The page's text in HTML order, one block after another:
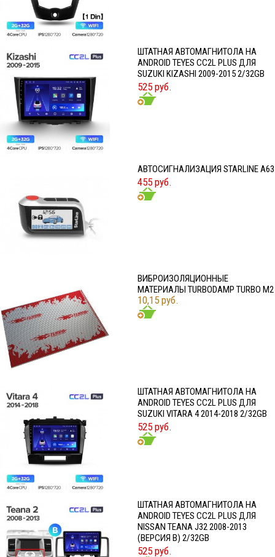
ШТАТНАЯ АВТОМАГНИТОЛА НА
ANDROID TEYES CC2L PLUS ДЛЯ
SUZUKI KIZASHI 2009-2015 2/32GB
525 руб.
АВТОСИГНАЛИЗАЦИЯ STARLINE A63
455 руб.
ВИБРОИЗОЛЯЦИОННЫЕ
МАТЕРИАЛЫ TURBODAMP TURBO M2
10,15 руб.
ШТАТНАЯ АВТОМАГНИТОЛА НА
ANDROID TEYES CC2L PLUS ДЛЯ
SUZUKI VITARA 4 2014-2018 2/32GB
525 руб.
ШТАТНАЯ АВТОМАГНИТОЛА НА
ANDROID TEYES CC2L PLUS ДЛЯ
NISSAN TEANA J32 2008-2013
(ВЕРСИЯ B) 2/32GB
525 руб.